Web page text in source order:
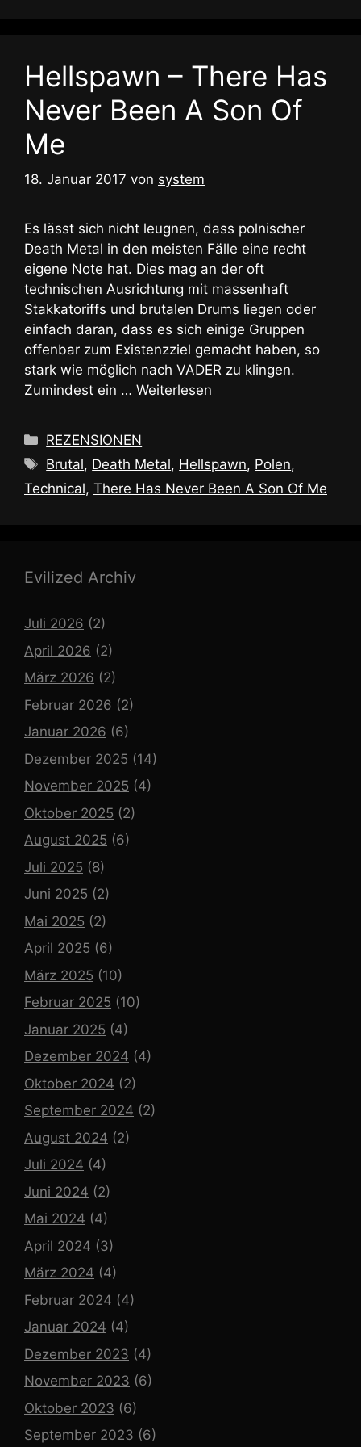
Hellspawn – There Has
Never Been A Son Of
Me
18. Januar 2017 von system
Es lässt sich nicht leugnen, dass polnischer
Death Metal in den meisten Fälle eine recht
eigene Note hat. Dies mag an der oft
technischen Ausrichtung mit massenhaft
Stakkatoriffs und brutalen Drums liegen oder
einfach daran, dass es sich einige Gruppen
offenbar zum Existenzziel gemacht haben, so
stark wie möglich nach VADER zu klingen.
Zumindest ein … Weiterlesen
Kategorien
REZENSIONEN
Schlagwörter
Brutal, Death Metal, Hellspawn, Polen,
Technical, There Has Never Been A Son Of Me
Evilized Archiv
Juli 2026 (2)
April 2026 (2)
März 2026 (2)
Februar 2026 (2)
Januar 2026 (6)
Dezember 2025 (14)
November 2025 (4)
Oktober 2025 (2)
August 2025 (6)
Juli 2025 (8)
Juni 2025 (2)
Mai 2025 (2)
April 2025 (6)
März 2025 (10)
Februar 2025 (10)
Januar 2025 (4)
Dezember 2024 (4)
Oktober 2024 (2)
September 2024 (2)
August 2024 (2)
Juli 2024 (4)
Juni 2024 (2)
Mai 2024 (4)
April 2024 (3)
März 2024 (4)
Februar 2024 (4)
Januar 2024 (4)
Dezember 2023 (4)
November 2023 (6)
Oktober 2023 (6)
September 2023 (6)